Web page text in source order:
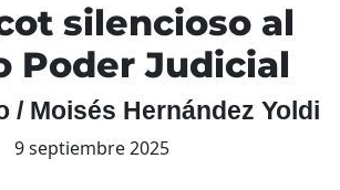
silencioso al
Poder Judicial
/ Moisés Hernández Yoldi
9 septiembre 2025